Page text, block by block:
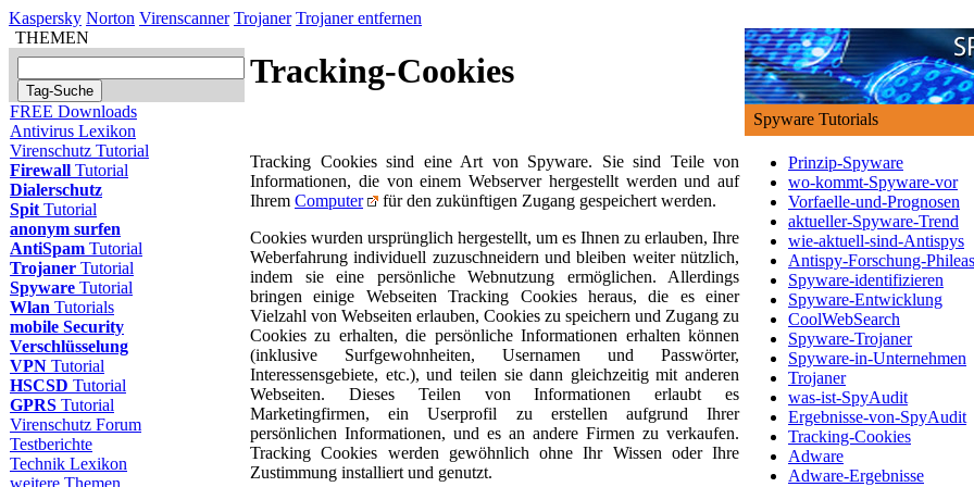
Kaspersky Norton Virenscanner Trojaner Trojaner entfernen
THEMEN
FREE Downloads
Antivirus Lexikon
Virenschutz Tutorial
Firewall Tutorial
Dialerschutz
Spit Tutorial
anonym surfen
AntiSpam Tutorial
Trojaner Tutorial
Spyware Tutorial
Wlan Tutorials
mobile Security
Verschlüsselung
VPN Tutorial
HSCSD Tutorial
GPRS Tutorial
Virenschutz Forum
Testberichte
Technik Lexikon
weitere Themen
Tracking-Cookies
Tracking Cookies sind eine Art von Spyware. Sie sind Teile von
Informationen, die von einem Webserver hergestellt werden und auf
Ihrem Computer
für den zukünftigen Zugang gespeichert werden.
Cookies wurden ursprünglich hergestellt, um es Ihnen zu erlauben, Ihre
Weberfahrung individuell zuzuschneidern und bleiben weiter nützlich,
indem sie eine persönliche Webnutzung ermöglichen. Allerdings
bringen einige Webseiten Tracking Cookies heraus, die es einer
Vielzahl von Webseiten erlauben, Cookies zu speichern und Zugang zu
Cookies zu erhalten, die persönliche Informationen erhalten können
(inklusive Surfgewohnheiten, Usernamen und Passwörter,
Interessensgebiete, etc.), und teilen sie dann gleichzeitig mit anderen
Webseiten. Dieses Teilen von Informationen erlaubt es
Marketingfirmen, ein Userprofil zu erstellen aufgrund Ihrer
persönlichen Informationen, und es an andere Firmen zu verkaufen.
Tracking Cookies werden gewöhnlich ohne Ihr Wissen oder Ihre
Zustimmung installiert und genutzt.
Spyware Tutorials
Prinzip-Spyware
wo-kommt-Spyware-vor
Vorfaelle-und-Prognosen
aktueller-Spyware-Trend
wie-aktuell-sind-Antispys
Antispy-Forschung-Phileas
Spyware-identifizieren
Spyware-Entwicklung
CoolWebSearch
Spyware-Trojaner
Spyware-in-Unternehmen
Trojaner
was-ist-SpyAudit
Ergebnisse-von-SpyAudit
Tracking-Cookies
Adware
Adware-Ergebnisse